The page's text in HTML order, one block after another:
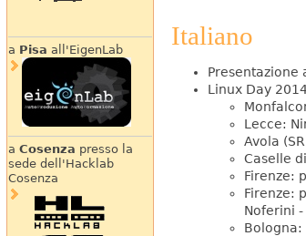
a Pisa all'EigenLab
a Cosenza presso la
sede dell'Hacklab
Cosenza
Italiano
Presentazione
Linux Day
Lecce:
Avola
Caselle
Firenze:
Firenze:
Noferini -
Bologna: